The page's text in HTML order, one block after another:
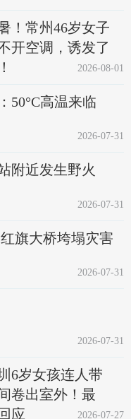
！常州46岁女子
开空调，诱发了
2026-08-01
50°C高温来临
2026-07-31
附近发生野火
2026-07-31
红旗大桥垮塌灾害
2026-07-31
2026-07-31
6岁女孩连人带
卷出室外！最
应
2026-07-27